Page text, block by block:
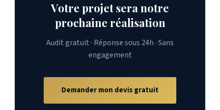
Votre projet sera notre
prochaine réalisation
Audit gratuit · Réponse sous 24h · Sans
engagement
Demander mon devis gratuit